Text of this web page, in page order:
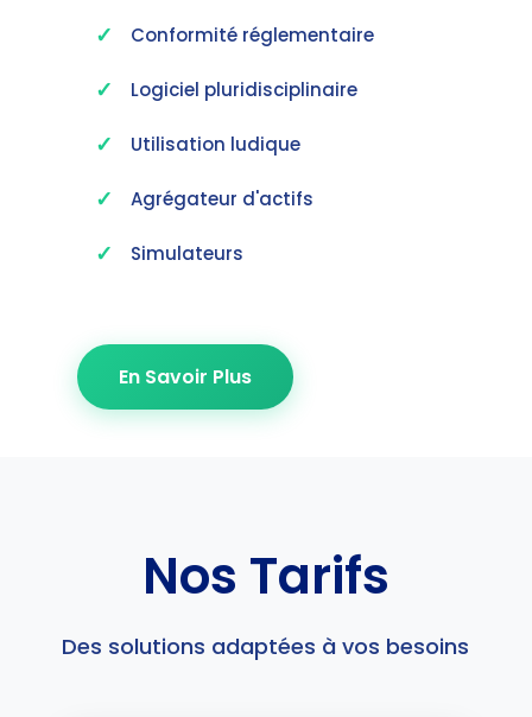
Conformité réglementaire
Logiciel pluridisciplinaire
Utilisation ludique
Agrégateur d'actifs
Simulateurs
En Savoir Plus
Nos Tarifs
Des solutions adaptées à vos besoins